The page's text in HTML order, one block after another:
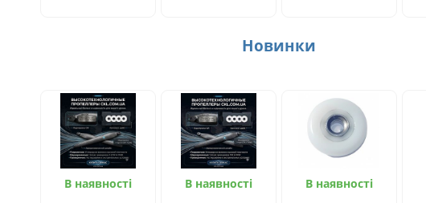
Новинки
В наявності В наявності В наявності